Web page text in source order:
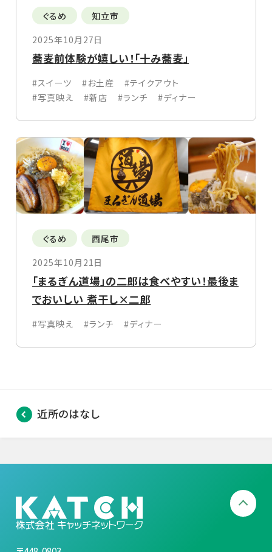
ぐるめ
知立市
2025年10月27日
蕎麦前体験が嬉しい！「十み蕎麦」
#スイーツ #お土産
#テイクアウト
#写真映え
#新店 #ランチ #ディナー
ぐるめ
西尾市
2025年10月21日
「まるぎん道場」の二郎は食べやすい！最後ま
でおいしい 煮干し×二郎
#写真映え #ランチ #ディナー
近所のはなし